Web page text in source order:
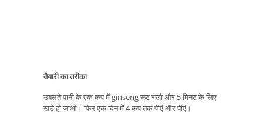
तैयारी का तरीका
उबलते पानी के एक कप में ginseng रूट रखो और 5 मिनट के लिए
खड़े हो जाओ। फिर एक दिन में 4 कप तक पीएं और पीएं।